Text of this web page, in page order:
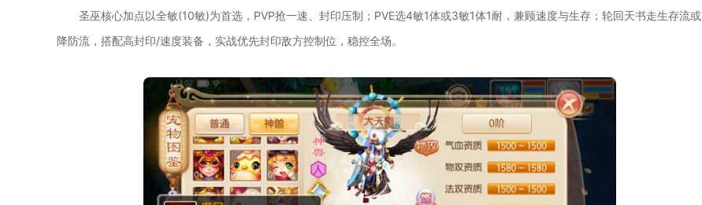
圣巫核心加点以全敏(10敏)为首选，PVP抢一速、封印压制；PVE选4敏1体或3敏1体1耐，兼顾速度与生存；轮回天书走生存流或
降防流，搭配高封印/速度装备，实战优先封印敌方控制位，稳控全场。